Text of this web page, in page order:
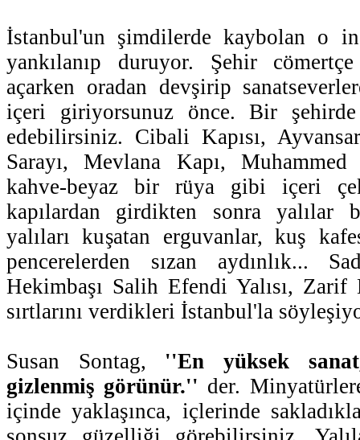
İstanbul'un şimdilerde kaybolan o
yankılanıp duruyor. Şehir
açarken oradan devşirip
içeri giriyorsunuz önce. Bir şehirde
edebilirsiniz. Cibali Kapısı,
Sarayı, Mevlana Kapı,
kahve-beyaz bir rüya gibi içeri
kapılardan girdikten sonra yalılar
yalıları kuşatan erguvanlar, kuş
pencerelerden sızan aydınlık...
Hekimbaşı Salih Efendi Yalısı, Zarif
sırtlarını verdikleri İstanbul'la
Susan Sontag, ''En yüksek
gizlenmiş görünür.'' der.
içinde yaklaşınca, içlerinde